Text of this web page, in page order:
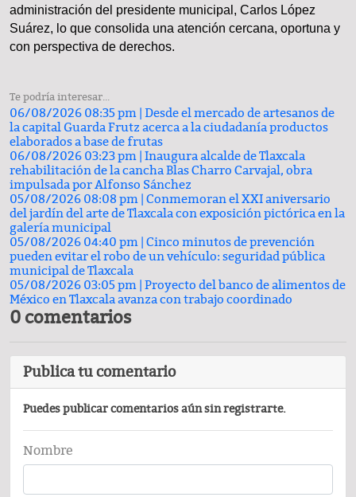
administración del presidente municipal, Carlos López
Suárez, lo que consolida una atención cercana, oportuna y
con perspectiva de derechos.
Te podría interesar...
06/08/2026 08:35 pm | Desde el mercado de artesanos de
la capital Guarda Frutz acerca a la ciudadanía productos
elaborados a base de frutas
06/08/2026 03:23 pm | Inaugura alcalde de Tlaxcala
rehabilitación de la cancha Blas Charro Carvajal, obra
impulsada por Alfonso Sánchez
05/08/2026 08:08 pm | Conmemoran el XXI aniversario
del jardín del arte de Tlaxcala con exposición pictórica en la
galería municipal
05/08/2026 04:40 pm | Cinco minutos de prevención
pueden evitar el robo de un vehículo: seguridad pública
municipal de Tlaxcala
05/08/2026 03:05 pm | Proyecto del banco de alimentos de
México en Tlaxcala avanza con trabajo coordinado
0 comentarios
Publica tu comentario
Puedes publicar comentarios aún sin registrarte.
Nombre